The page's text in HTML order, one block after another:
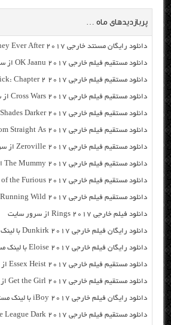
پربازدیدهای ماه …
دانلود رایگان مسنتد خارجی Britney Ever After 2017 با لینک مستقیم
دانلود مستقیم فیلم خارجی OK Jaanu 2017 از سرور سایت
دانلود مستقیم فیلم خارجی John Wick: Chapter 2 2017 از سرور سایت
دانلود مستقیم فیلم خارجی Cross Wars 2017 از سرور سایت
دانلود مستقیم فیلم خارجی Fifty Shades Darker 2017 از سرور سایت
دانلود مستقیم فیلم خارجی From Straight As 2017 از سرور سایت
دانلود مستقیم فیلم خارجی Zeroville 2017 از سرور سایت
دانلود مستقیم فیلم خارجی The Mummy 2017 از سرور سایت
دانلود مستقیم فیلم خارجی The Fate of the Furious 2017 از سرور سایت
دانلود مستقیم فیلم خارجی Running Wild 2017 از سرور سایت
دانلود فیلم خارجی Rings 2017 از سرور سایت
دانلود رایگان فیلم خارجی Dunkirk 2017 با لینک مستقیم
دانلود رایگان فیلم خارجی Eloise 2017 با لینک مستقیم
دانلود مستقیم فیلم خارجی Essex Heist 2017 از سرور سایت
دانلود مستقیم فیلم خارجی Get the Girl 2017 از سرور سایت
دانلود رایگان فیلم خارجی iBoy 2017 با لینک مستقیم
دانلود مستقیم فیلم خارجی Justice League Dark 2017 از سرور سایت